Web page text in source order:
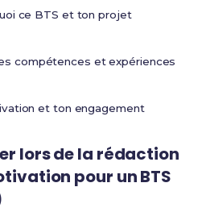
ce BTS et ton projet
compétences et expériences
et ton engagement
lors de la rédaction
pour un BTS